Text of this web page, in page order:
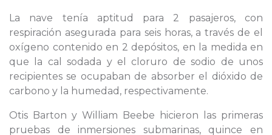
La nave tenía aptitud para 2 pasajeros, con
respiración asegurada para seis horas, a través de el
oxígeno contenido en 2 depósitos, en la medida en
que la cal sodada y el cloruro de sodio de unos
recipientes se ocupaban de absorber el dióxido de
carbono y la humedad, respectivamente.
Otis Barton y William Beebe hicieron las primeras
pruebas de inmersiones submarinas, quince en